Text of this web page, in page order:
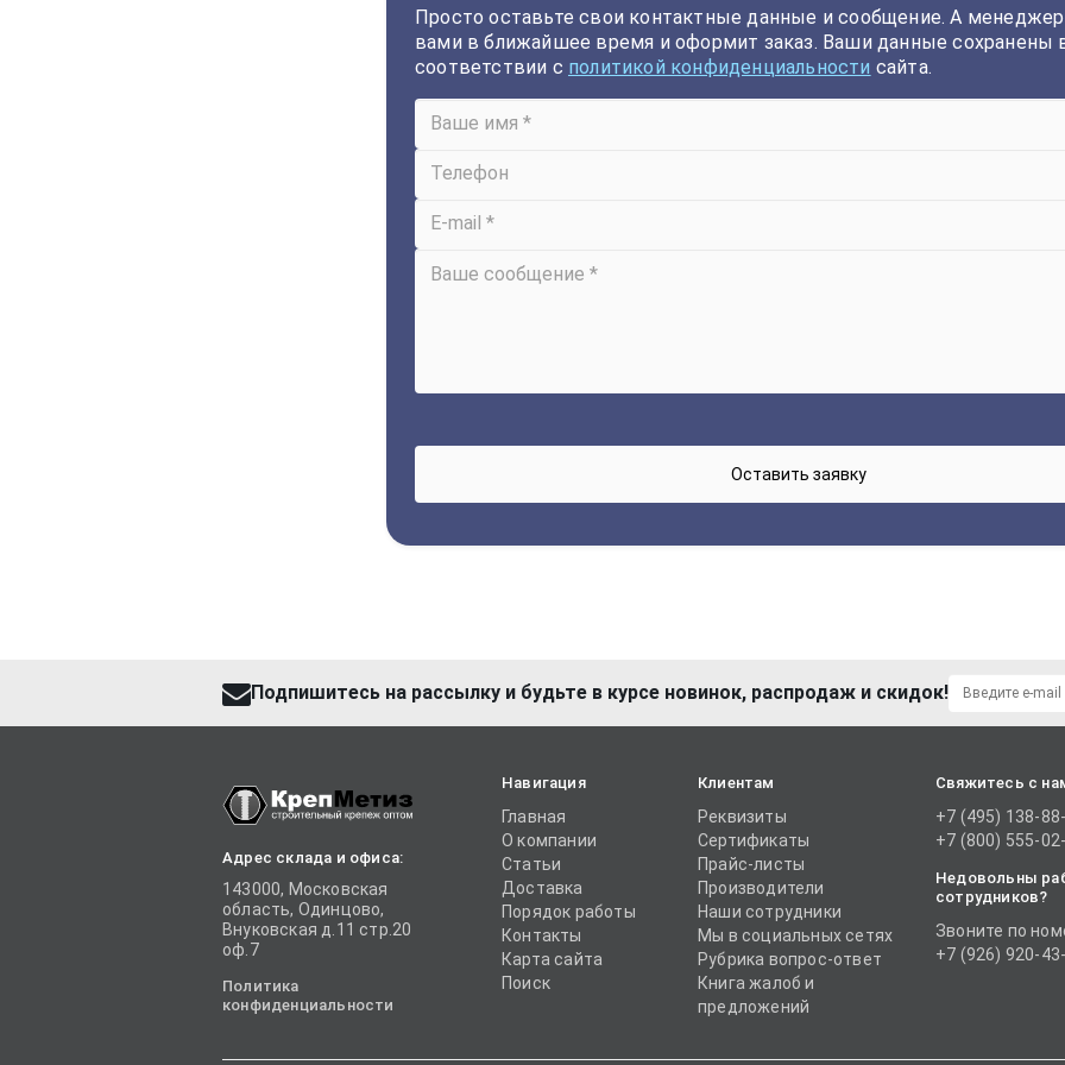
Просто оставьте свои контактные данные и сообщение. А
вами в ближайшее время и оформит заказ. Ваши данные сохранены
соответствии с политикой конфиденциальности сайта.
Подпишитесь на рассылку и будьте в курсе новинок, распродаж и скидок!
Адрес склада и офиса:
143000, Московская
область, Одинцово,
Внуковская д.11 стр.20
оф.7
Политика
конфиденциальности
Навигация
Главная
О компании
Статьи
Доставка
Порядок работы
Контакты
Карта сайта
Поиск
Клиентам
Реквизиты
Сертификаты
Прайс-листы
Производители
Наши сотрудники
Мы в социальных сетях
Рубрика вопрос-ответ
Книга жалоб и
предложений
Свяжитесь с
+7 (495) 138-
+7 (800) 555-
Недовольны
сотрудников?
Звоните по
+7 (926) 920-